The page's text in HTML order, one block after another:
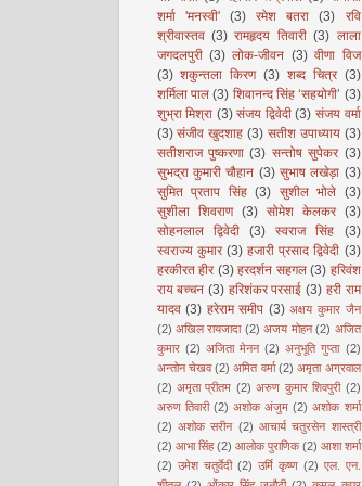
शर्मा 'मनस्वी'
(3) रमेश बतरा (3)
रवि
श्रीवास्तव (3) रामहृदय तिवारी (3) लाला
जगदलपुरी (3) लोक-जीवन (3) वीणा विज
(3) शकुन्तला किरण (3) शब्द चित्र (3)
शर्मिला पाल (3) शिवानन्द सिंह ‘सहयोगी’ (3)
शुभ्रा मिश्रा (3) संजय द्विवेदी (3) संजय वर्मा
(3) संजीव खुदशाह (3) सतीश उपाध्याय (3)
सतीशराज पुष्करणा (3) सन्तोष सुपेकर (3)
सुभद्रा कुमारी चौहान (3) सुभाष लखेड़ा (3)
सुमित प्रताप सिंह (3) सुशील भोले (3)
सुशीला शिवराण
(3) सोमेश केलकर
(3)
सोहनलाल द्विवेदी
(3) स्वराज सिंह
(3)
स्वराज्य कुमार (3) हजारी प्रसाद द्विवेदी (3)
हरकीरत हीर (3) हरदर्शन सहगल (3) हरिवंश
राय बच्चन (3) हरिशंकर परसाई (3) हरी राम
यादव (3) हरेराम समीप (3) अक्षय कुमार जैन
(2) अखिल रायजादा (2) अजय मोहन (2) अजित
कुमार (2) अजिता मेनन (2) अनुभूति गुप्ता (2)
अन्तोन चेखव (2) अमित वर्मा (2) अमृता अग्रवाल
(2) अमृता प्रीतम (2) अरुण कुमार शिवपुरी (2)
अरुण तिवारी (2) अशोक अंजुम (2) अशोक शर्मा
(2) अशोक सरीन (2) आचार्य चतुरसेन शास्त्री
(2) आभा सिंह (2) आलोक पुराणिक (2) आशा शर्मा
(2) उमेश चतुर्वेदी (2) उर्मि कृष्ण (2) एल. एन.